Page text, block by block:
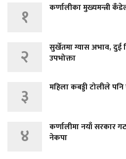
१ कर्णालीका मुख्यमन्त्री
२
सुर्खेतमा ग्यास अभाव, दुई
उपभोक्ता
३ महिला कबड्डी टोलीले
४
कर्णालीमा नयाँ सरकार
नेकपा